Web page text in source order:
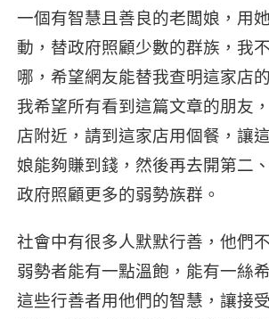
一個有智慧且善良的老闆娘，用
動，替政府照顧少數的群族，我
哪，希望網友能替我查明這家店
我希望所有看到這篇文章的朋友
店附近，請到這家店用個餐，讓
娘能夠賺到錢，然後再去開第二
政府照顧更多的弱勢族群。
社會中有很多人默默行善，他們
弱勢者能有一點溫飽，能有一絲
這些行善者用他們的智慧，讓接